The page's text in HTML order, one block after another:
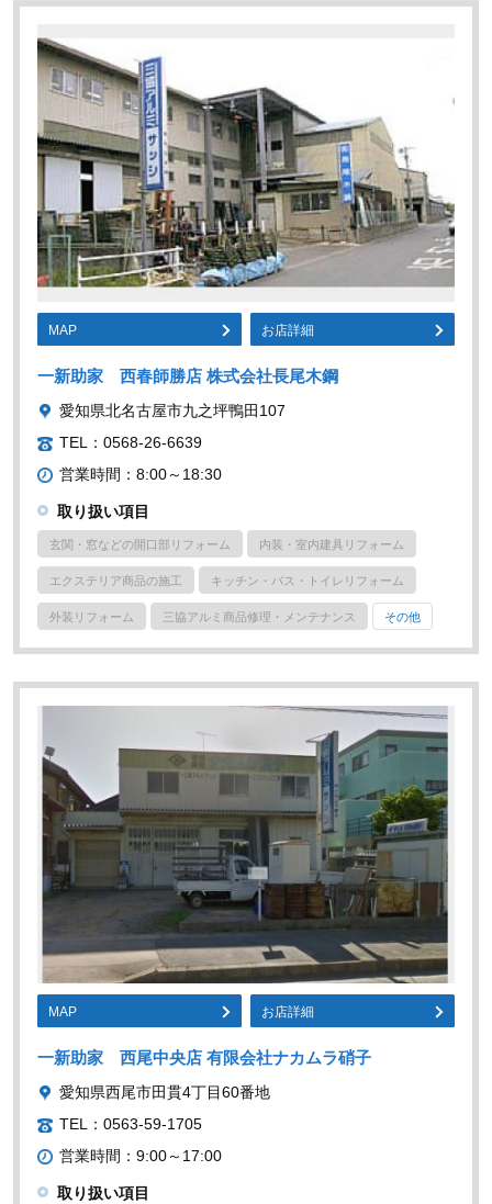
MAP お店詳細
一新助家 西春師勝店 株式会社長尾木鋼
愛知県北名古屋市九之坪鴨田107
TEL：0568-26-6639
営業時間：8:00～18:30
取り扱い項目
玄関・窓などの開口部リフォーム 内装・室内建具リフォーム
エクステリア商品の施工 キッチン・バス・トイレリフォーム
外装リフォーム 三協アルミ商品修理・メンテナンス その他
MAP お店詳細
一新助家 西尾中央店 有限会社ナカムラ硝子
愛知県西尾市田貫4丁目60番地
TEL：0563-59-1705
営業時間：9:00～17:00
取り扱い項目